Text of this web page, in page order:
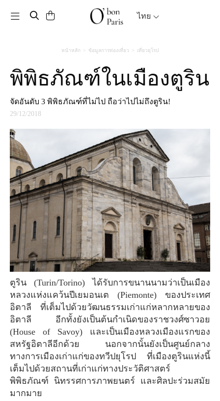
Toggle navigation ไทย
หน้าหลัก ข้อมูลการท่องเที่ยว เที่ยวยุโรป
พิพิธภัณฑ์ในเมืองตูริน
จัดอันดับ 3 พิพิธภัณฑ์ที่ไม่ไป ถือว่าไปไม่ถึงตูริน!
29/12/2018
ตูริน (Turin/Torino) ได้รับการขนานนามว่าเป็นเมือง
หลวงแห่งแคว้นปีเยมอนเต (Piemonte) ของประเทศ
อิตาลี ที่เต็มไปด้วยวัฒนธรรมเก่าแก่หลากหลายของ
อิตาลี อีกทั้งยังเป็นต้นกำเนิดของราชวงศ์ซาวอย
(House of Savoy) และเป็นเมืองหลวงเมืองแรกของ
สหรัฐอิตาลีอีกด้วย นอกจากนั้นยังเป็นศูนย์กลาง
ทางการเมืองเก่าแก่ของทวีปยุโรป ที่เมืองตูรินแห่งนี้
เต็มไปด้วยสถานที่เก่าแก่ทางประวัติศาสตร์
พิพิธภัณฑ์ นิทรรศการภาพยนตร์ และศิลปะร่วมสมัย
มากมาย